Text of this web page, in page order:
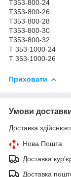
Т353-800-24
Т353-800-26
Т353-800-28
Т353-800-30
Т353-800-32
Т 353-1000-24
Т 353-1000-26
Приховати
Умови
Доставка
Нова Пошта
Доставка
Доставка